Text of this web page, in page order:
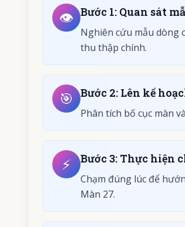
👁️ Bước 1: Quan sát
Nghiên cứu mẫu dòng
thu thập chính.
🎯 Bước 2: Lên kế
Phân tích bố cục màn
⚡ Bước 3: Thực hiện
Chạm đúng lúc để
Màn 27.